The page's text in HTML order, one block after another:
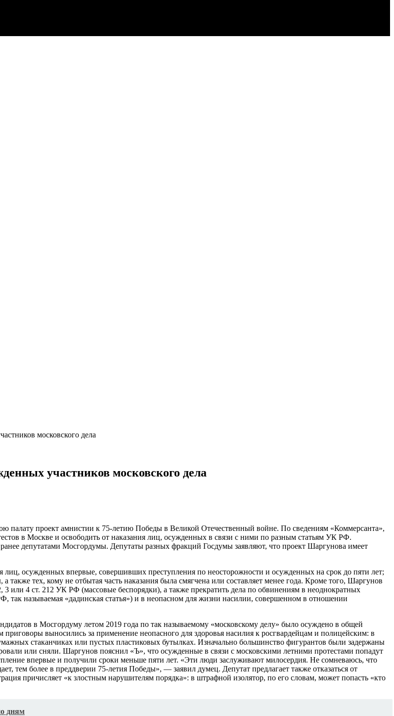
московского дела
участников московского дела
проект амнистии к 75-летию Победы в Великой Отечественный войне. По сведениям «Коммерсанта»,
в Москве и освободить от наказания лиц, осужденных в связи с ними по разным статьям УК РФ.
депутатами Мосгордумы. Депутаты разных фракций Госдумы заявляют, что проект Шаргунова имеет
лиц, осужденных впервые, совершивших преступления по неосторожности и осужденных на срок до пяти лет;
тех, кому не отбытая часть наказания была смягчена или составляет менее года. Кроме того, Шаргунов
или 4 ст. 212 УК РФ (массовые беспорядки), а также прекратить дела по обвинениям в неоднократных
называемая «дадинская статья») и в неопасном для жизни насилии, совершенном в отношении
в Мосгордуму летом 2019 года по так называемому «московскому делу» было осуждено в общей
выносились за применение неопасного для здоровья насилия к росгвардейцам и полицейским: в
стаканчиках или пустых пластиковых бутылках. Изначально большинство фигурантов были задержаны
или сняли. Шаргунов пояснил «Ъ», что осужденные в связи с московскими летними протестами попадут
впервые и получили сроки меньше пяти лет. «Эти люди заслуживают милосердия. Не сомневаюсь, что
тем более в преддверии 75-летия Победы», — заявил думец. Депутат предлагает также отказаться от
причисляет «к злостным нарушителям порядка»: в штрафной изолятор, по его словам, может попасть «кто
дням